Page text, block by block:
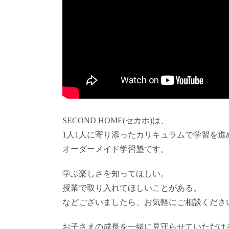
SECOND HOME(セカホ)は、
1人1人に寄り添ったカリキュラムで学習を進
オーダーメイド学習塾です。
学ぶ楽しさを知ってほしい。
授業で取り入れてほしいことがある。
などございましたら、お気軽にご相談くださ
お子さまの成長を一緒に見守らせていただけ